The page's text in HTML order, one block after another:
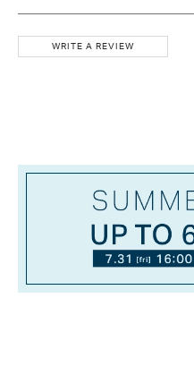
WRITE A REVIEW